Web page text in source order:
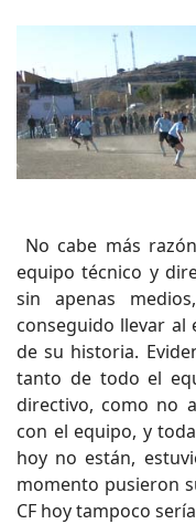
No cabe más
equipo técnico y
sin apenas
conseguido llevar al
de su historia.
tanto de todo el
directivo, como no
con el equipo, y
hoy no están,
momento pusieron
CF hoy tampoco